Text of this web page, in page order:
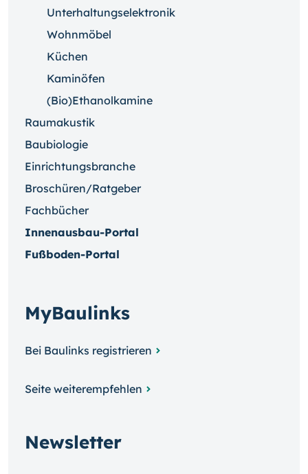
Unterhaltungselektronik
Wohnmöbel
Küchen
Kaminöfen
(Bio)Ethanolkamine
Raumakustik
Baubiologie
Einrichtungsbranche
Broschüren/Ratgeber
Fachbücher
Innenausbau-Portal
Fußboden-Portal
MyBaulinks
Bei Baulinks registrieren
Seite weiterempfehlen
Newsletter